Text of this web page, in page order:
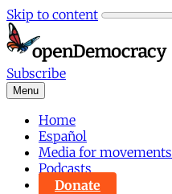
Skip to content
Subscribe
Menu
Home
Español
Media for movements
Podcasts
Donate